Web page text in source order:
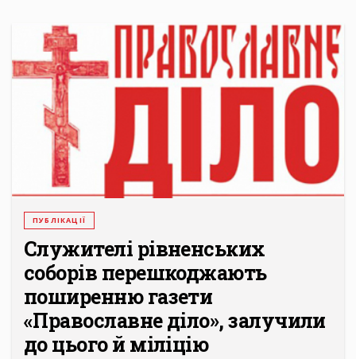
ПУБЛІКАЦІЇ
Служителі рівненських
соборів перешкоджають
поширенню газети
«Православне діло», залучили
до цього й міліцію